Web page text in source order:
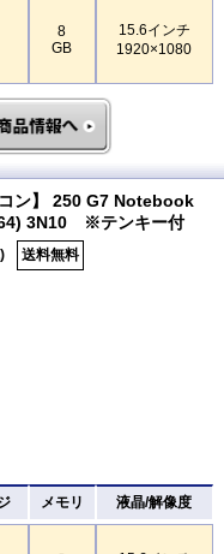
8
GB
15.6インチ
1920×1080
ン】 250 G7 Notebook
3N10 ※テンキー付
送料無料
メモリ 液晶/解像度